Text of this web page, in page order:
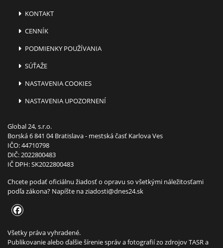
KONTAKT
CENNÍK
PODMIENKY POUŽÍVANIA
SÚŤAŽE
NASTAVENIA COOKIES
NASTAVENIA UPOZORNENÍ
Global 24, s.r.o.
Borská 6 841 04 Bratislava - mestská časť Karlova Ves
IČO: 44710798
DIČ: 2022800483
IČ DPH: SK2022800483
Chcete podať oficiálnu žiadosť o opravu so všetkými náležitosťami
podľa zákona? Napíšte naziadosti@dnes24.sk
Všetky práva vyhradené.
Publikovanie alebo ďalšie šírenie správ a fotografií zo zdrojov TASR a